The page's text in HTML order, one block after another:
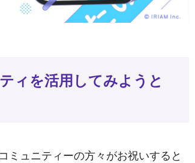
ィを活用してみようと
ミュニティーの方々がお祝いすると